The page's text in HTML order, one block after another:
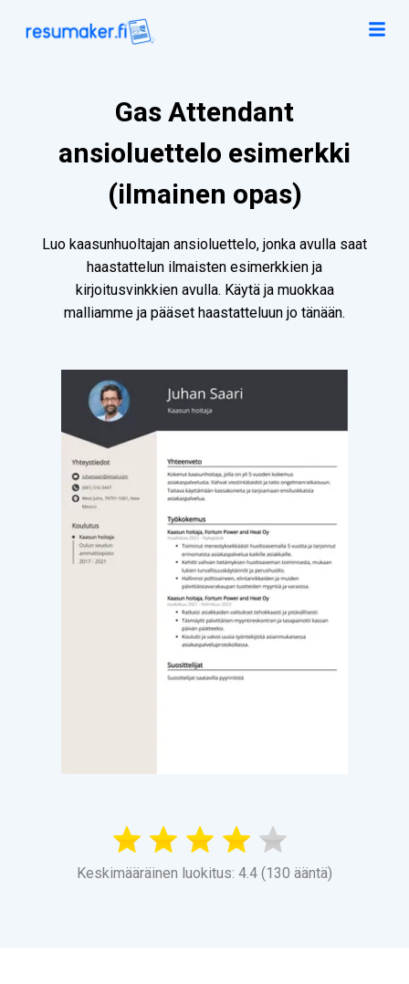
Gas Attendant
ansioluettelo esimerkki
(ilmainen opas)
Luo kaasunhuoltajan ansioluettelo, jonka avulla saat
haastattelun ilmaisten esimerkkien ja
kirjoitusvinkkien avulla. Käytä ja muokkaa
malliamme ja pääset haastatteluun jo tänään.
Keskimääräinen luokitus: 4.4 (130 ääntä)